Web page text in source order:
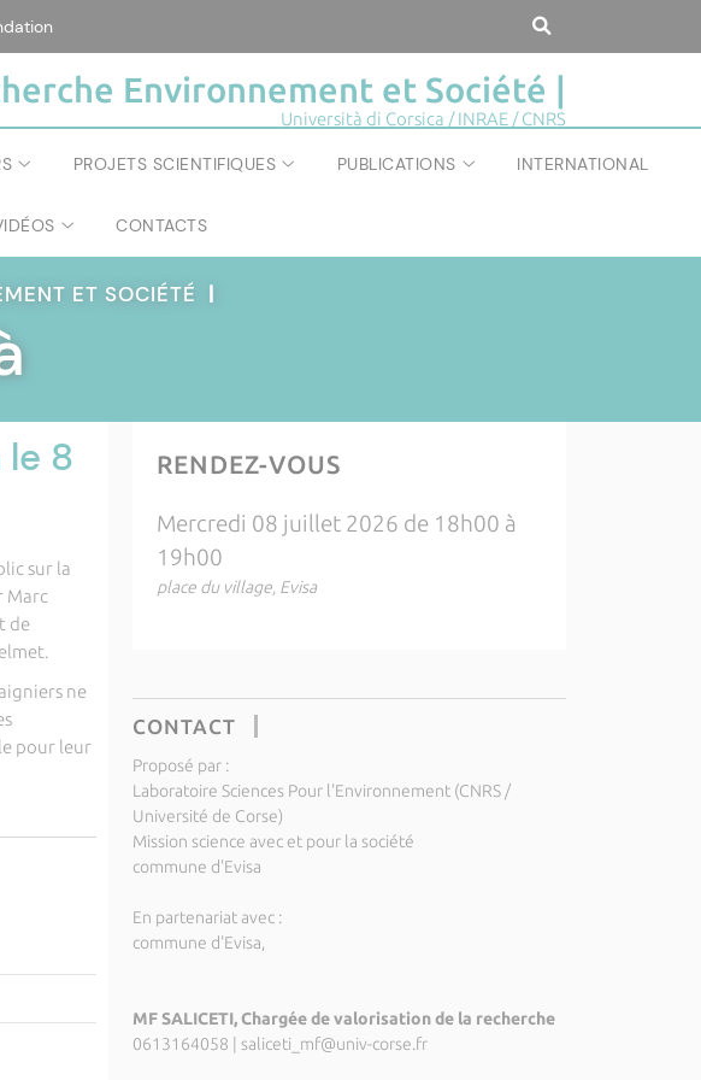
Environnement et Société |
Università di Corsica / INRAE / CNRS
PROJETS SCIENTIFIQUES PUBLICATIONS INTERNATIONAL
CONTACTS
ET SOCIÉTÉ |
8
sur la
Marc
de
ne
pour leur
RENDEZ-VOUS
Mercredi 08 juillet 2026 de 18h00 à
19h00
place du village, Evisa
CONTACT
Proposé par :
Laboratoire Sciences Pour l'Environnement (CNRS /
Université de Corse)
Mission science avec et pour la société
commune d'Evisa
En partenariat avec :
commune d'Evisa,
MF SALICETI, Chargée de valorisation de la recherche
0613164058
saliceti_mf@univ-corse.fr